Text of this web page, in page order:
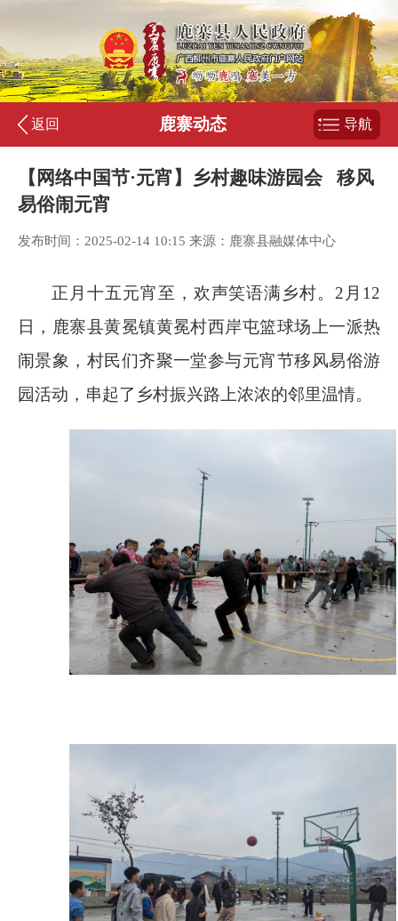
返回 鹿寨动态 导航
【网络中国节·元宵】乡村趣味游园会 移风
易俗闹元宵
发布时间：2025-02-14 10:15 来源：鹿寨县融媒体中心
正月十五元宵至，欢声笑语满乡村。2 月 12
日，鹿寨县黄冕镇黄冕村西岸屯篮球场上一派热
闹景象，村民们齐聚一堂参与元宵节移风易俗游
园活动，串起了乡村振兴路上浓浓的邻里温情。